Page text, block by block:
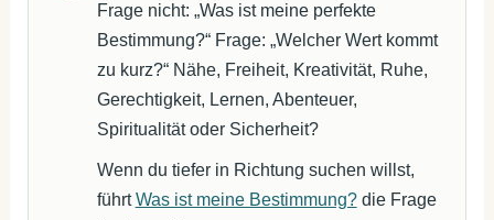
Frage nicht: „Was ist meine perfekte
Bestimmung?“ Frage: „Welcher Wert kommt
zu kurz?“ Nähe, Freiheit, Kreativität, Ruhe,
Gerechtigkeit, Lernen, Abenteuer,
Spiritualität oder Sicherheit?
Wenn du tiefer in Richtung suchen willst,
führtWas ist meine Bestimmung?die Frage